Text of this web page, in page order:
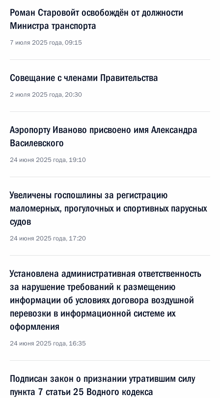
Роман Старовойт освобождён от должности
Министра транспорта
7 июля 2025 года, 09:15
Совещание с членами Правительства
2 июля 2025 года, 20:30
Аэропорту Иваново присвоено имя Александра
Василевского
24 июня 2025 года, 19:10
Увеличены госпошлины за регистрацию
маломерных, прогулочных и спортивных парусных
судов
24 июня 2025 года, 17:20
Установлена административная ответственность
за нарушение требований к размещению
информации об условиях договора воздушной
перевозки в информационной системе их
оформления
24 июня 2025 года, 16:35
Подписан закон о признании утратившим силу
пункта 7 статьи 25 Водного кодекса